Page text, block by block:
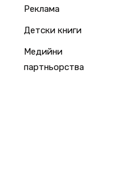
Реклама
Детски книги
Медийни
партньорства